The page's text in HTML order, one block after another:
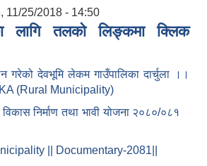
11/25/2018 - 14:50
लागि तलको लिङ्कमा क्लिक
गरेको देवभूमि लेकम गाउँपालिका दार्चुला ।।
(Rural Municipality)
निर्माण तथा भावी योजना २०८०/०८१
|| Documentary-2081||